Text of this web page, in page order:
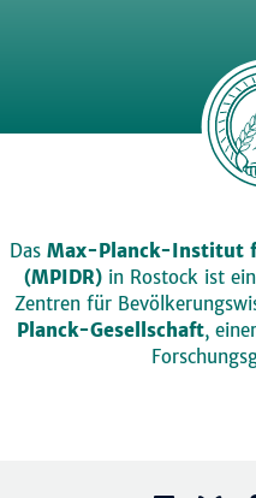
Das Max-Planck-Institut
(MPIDR)in Rostock ist
Zentren für
Planck-Gesellschaft,